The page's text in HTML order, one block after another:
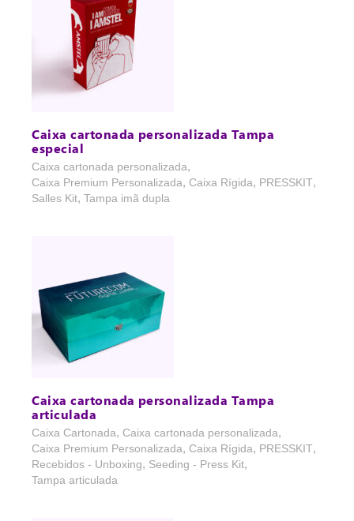
Caixa cartonada personalizada Tampa
especial
Caixa cartonada personalizada,
Caixa Premium Personalizada, Caixa Rígida, PRESSKIT,
Salles Kit,Tampa imã dupla
Caixa cartonada personalizada Tampa
articulada
Caixa Cartonada, Caixa cartonada personalizada,
Caixa Premium Personalizada, Caixa Rígida, PRESSKIT,
Recebidos - Unboxing, Seeding - Press Kit,
Tampa articulada